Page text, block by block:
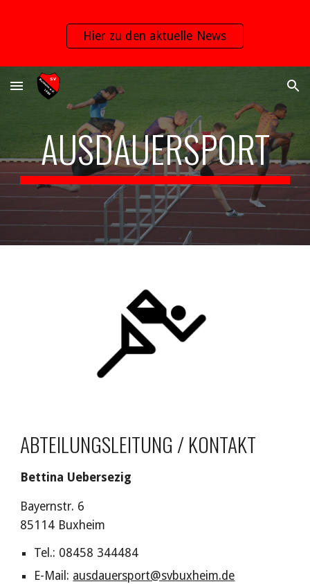
Skip to main content Skip to navigation
Hier zu den aktuelle News
AUSDAUERSPORT
ABTEILUNGSLEITUNG / KONTAKT
Bettina Uebersezig
Bayernstr. 6
85114 Buxheim
Tel.: 08458 344484
E-Mail: ausdauersport@svbuxheim.de